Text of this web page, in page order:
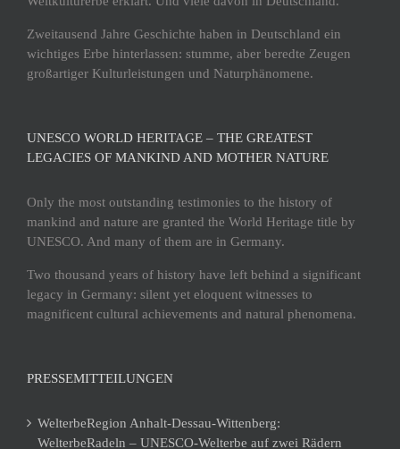
Zweitausend Jahre Geschichte haben in Deutschland ein
wichtiges Erbe hinterlassen: stumme, aber beredte Zeugen
großartiger Kulturleistungen und Naturphänomene.
UNESCO WORLD HERITAGE – THE GREATEST
LEGACIES OF MANKIND AND MOTHER NATURE
Only the most outstanding testimonies to the history of
mankind and nature are granted the World Heritage title by
UNESCO. And many of them are in Germany.
Two thousand years of history have left behind a significant
legacy in Germany: silent yet eloquent witnesses to
magnificent cultural achievements and natural phenomena.
PRESSEMITTEILUNGEN
WelterbeRegion Anhalt-Dessau-Wittenberg:
WelterbeRadeln – UNESCO-Welterbe auf zwei Rädern